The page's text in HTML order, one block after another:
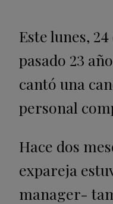
Este lunes,
pasado 23
cantó una
personal
Hace dos
expareja
manager-